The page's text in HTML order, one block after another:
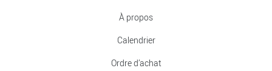
À propos
Calendrier
Ordre d’achat